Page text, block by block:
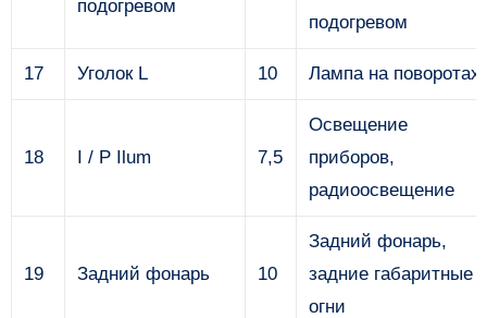
подогревом
подогревом
17 Уголок L 10 Лампа на поворотах
18 I / P Ilum 7,5
Освещение
приборов,
радиоосвещение
19 Задний фонарь 10
Задний фонарь,
задние габаритные
огни